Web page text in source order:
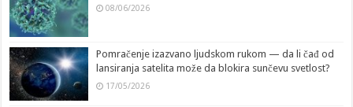
08/06/2026
Pomračenje izazvano ljudskom rukom — da li čađ od
lansiranja satelita može da blokira sunčevu svetlost?
17/05/2026